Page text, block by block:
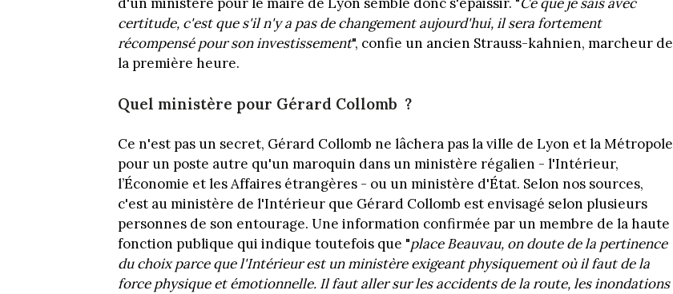
certitude, c'est que s'il n'y a pas de changement aujourd'hui, il sera fortement
récompensé pour son investissement", confie un ancien Strauss-kahnien, marcheur de
la première heure.
Quel ministère pour Gérard Collomb ?
Ce n'est pas un secret, Gérard Collomb ne lâchera pas la ville de Lyon et la Métropole
pour un poste autre qu'un maroquin dans un ministère régalien - l'Intérieur,
l’Économie et les Affaires étrangères - ou un ministère d'État. Selon nos sources,
c'est au ministère de l'Intérieur que Gérard Collomb est envisagé selon plusieurs
personnes de son entourage. Une information confirmée par un membre de la haute
fonction publique qui indique toutefois que "place Beauvau, on doute de la pertinence
du choix parce que l'Intérieur est un ministère exigeant physiquement où il faut de la
force physique et émotionnelle. Il faut aller sur les accidents de la route, les inondations